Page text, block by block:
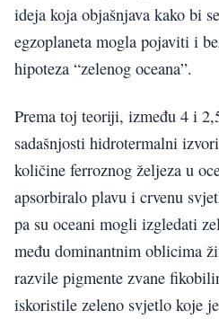
ideja koja objašnjava kako bi
egzoplaneta mogla pojaviti i
hipoteza “zelenog oceana”.
Prema toj teoriji, između 4 i
sadašnjosti hidrotermalni
količine ferroznog željeza u
apsorbiralo plavu i crvenu
pa su oceani mogli izgledati
među dominantnim oblicima
razvile pigmente zvane
iskoristile zeleno svjetlo koje